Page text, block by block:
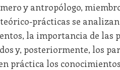
y antropólogo,
prácticas se
la importancia de
y, posteriormente, los
práctica los